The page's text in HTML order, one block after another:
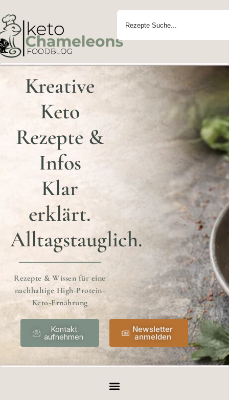
Kreative
Keto
Rezepte &
Infos
Klar
erklärt.
Alltagstauglich.
Rezepte & Wissen für eine
nachhaltige High-Protein-
Keto-Ernährung
Kontakt
aufnehmen
Newsletter
anmelden